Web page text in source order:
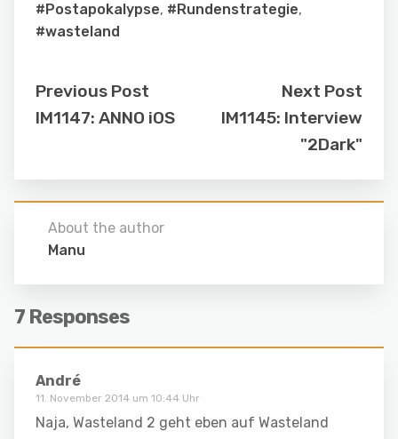
#Postapokalypse, #Rundenstrategie,
#wasteland
Previous Post
IM1147: ANNO iOS
Next Post
IM1145: Interview
"2Dark"
About the author
Manu
7 Responses
André
11. November 2014 um 10:44 Uhr
Naja, Wasteland 2 geht eben auf Wasteland